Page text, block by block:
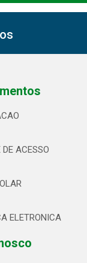
ACESSO
ELETRONICA